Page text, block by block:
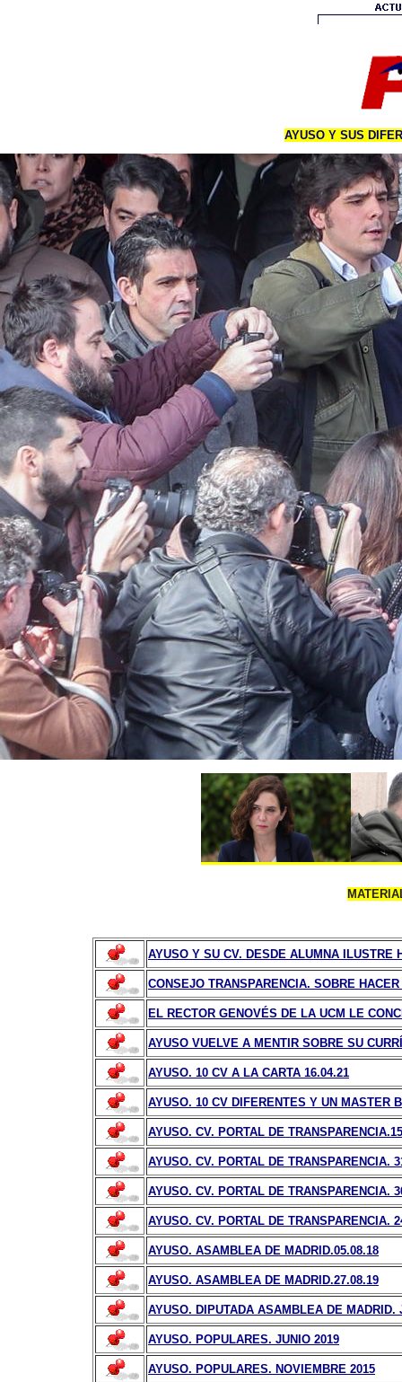
AYUSO Y SUS
AYUSO Y SU CV. DESDE ALUMNA ILUSTRE
CONSEJO TRANSPARENCIA. SOBRE
EL RECTOR GENOVÉS DE LA UCM LE
AYUSO VUELVE A MENTIR SOBRE SU
AYUSO. 10 CV A LA CARTA 16.04.21
AYUSO. 10 CV DIFERENTES Y UN MASTER
AYUSO. CV. PORTAL DE
AYUSO. CV. PORTAL DE TRANSPARENCIA.
AYUSO. CV. PORTAL DE TRANSPARENCIA.
AYUSO. CV. PORTAL DE TRANSPARENCIA.
AYUSO. ASAMBLEA DE MADRID.05.08.18
AYUSO. ASAMBLEA DE MADRID.27.08.19
AYUSO. DIPUTADA ASAMBLEA DE MADRID.
AYUSO. POPULARES. JUNIO 2019
AYUSO. POPULARES. NOVIEMBRE 2015